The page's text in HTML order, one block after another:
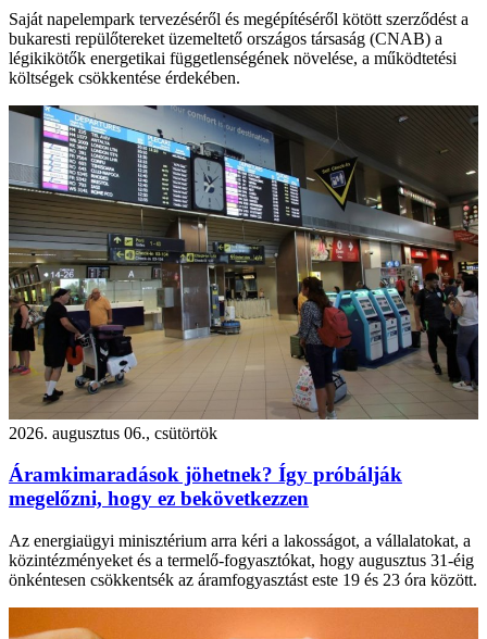
Saját napelempark tervezéséről és megépítéséről kötött szerződést a
bukaresti repülőtereket üzemeltető országos társaság (CNAB) a
légikikötők energetikai függetlenségének növelése, a működtetési
költségek csökkentése érdekében.
2026. augusztus 06., csütörtök
Áramkimaradások jöhetnek? Így próbálják
megelőzni, hogy ez bekövetkezzen
Az energiaügyi minisztérium arra kéri a lakosságot, a vállalatokat, a
közintézményeket és a termelő-fogyasztókat, hogy augusztus 31-éig
önkéntesen csökkentsék az áramfogyasztást este 19 és 23 óra között.